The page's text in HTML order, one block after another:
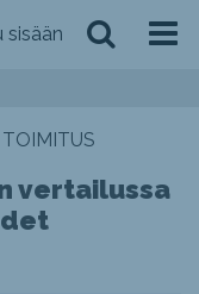
sisään
TOIMITUS
vertailussa